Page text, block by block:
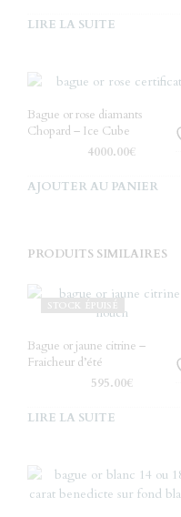
LIRE LA SUITE
Bague or rose diamants
Chopard – Ice Cube
4000.00€
AJOUTER AU PANIER
PRODUITS SIMILAIRES
STOCK ÉPUISÉ
Bague or jaune citrine –
Fraicheur d’été
595.00€
LIRE LA SUITE